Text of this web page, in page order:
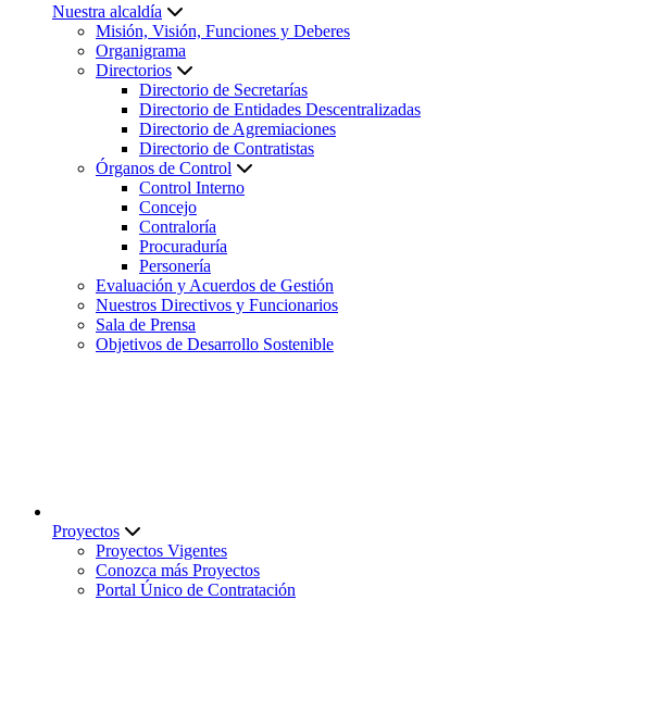
Nuestra alcaldía
Misión, Visión, Funciones y Deberes
Organigrama
Directorios
Directorio de Secretarías
Directorio de Entidades Descentralizadas
Directorio de Agremiaciones
Directorio de Contratistas
Órganos de Control
Control Interno
Concejo
Contraloría
Procuraduría
Personería
Evaluación y Acuerdos de Gestión
Nuestros Directivos y Funcionarios
Sala de Prensa
Objetivos de Desarrollo Sostenible
Proyectos
Proyectos Vigentes
Conozca más Proyectos
Portal Único de Contratación